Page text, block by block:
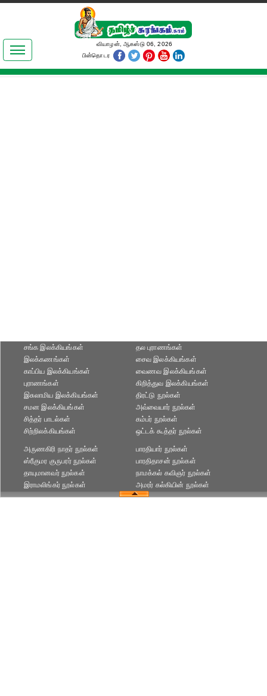
இலக்கியங்கள்
தமிழ் உலகம்
வியாழன், ஆகஸ்டு 06, 2026
பின்தொடர
சங்க இலக்கியங்கள்
இலக்கணங்கள்
காப்பிய இலக்கியங்கள்
புராணங்கள்
தல புராணங்கள்
சைவ இலக்கியங்கள்
வைணவ இலக்கியங்கள்
கிறித்துவ இலக்கியங்கள்
இசுலாமிய இலக்கியங்கள்
சமன இலக்கியங்கள்
சித்தர் பாடல்கள்
சிற்றிலக்கியங்கள்
திரட்டு நூல்கள்
அவ்வையார் நூல்கள்
கம்பர் நூல்கள்
ஒட்டக் கூத்தர் நூல்கள்
அருணகிரி நாதர் நூல்கள்
ஸ்ரீகுமர குருபரர் நூல்கள்
தாயுமானவர் நூல்கள்
இராமலிங்கர் நூல்கள்
பாரதியார் நூல்கள்
பாரதிதாசன் நூல்கள்
நாமக்கல் கவிஞர் நூல்கள்
அமரர் கல்கியின் நூல்கள்